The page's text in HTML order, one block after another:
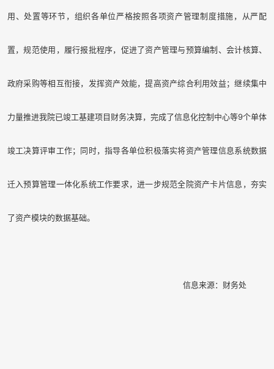
用、处置等环节，组织各单位严格按照各项资产管理制度措施，从严配
置，规范使用，履行报批程序，促进了资产管理与预算编制、会计核算、
政府采购等相互衔接，发挥资产效能，提高资产综合利用效益；继续集中
力量推进我院已竣工基建项目财务决算，完成了信息化控制中心等9个单体
竣工决算评审工作；同时，指导各单位积极落实将资产管理信息系统数据
迁入预算管理一体化系统工作要求，进一步规范全院资产卡片信息，夯实
了资产模块的数据基础。
信息来源：财务处